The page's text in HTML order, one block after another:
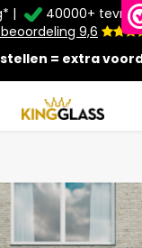
& Contact
Taal
|
40000+
9,6
= extra
20% kortingop
+€20extra kassa
in zwart van 3,06 x 2,5